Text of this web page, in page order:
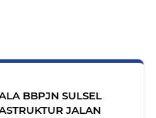
BBPJN SULSEL
JALAN